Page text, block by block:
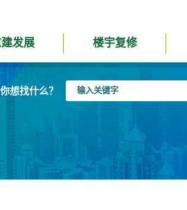
建发展 楼宇复修
你想找什么？
入